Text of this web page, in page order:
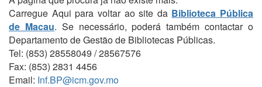
Carregue Aqui para voltar ao site da Biblioteca Pública
de Macau. Se necessário, poderá também contactar o
Departamento de Gestão de Bibliotecas Públicas.
Tel: (853) 28558049 / 28567576
Fax: (853) 2831 4456
Email: Inf.BP@icm.gov.mo